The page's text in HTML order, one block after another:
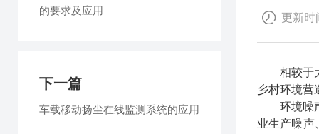
更新时
相较于
乡村环境营
环境噪
业生产噪声
的要求及应用
下一篇
车载移动扬尘在线监测系统的应用